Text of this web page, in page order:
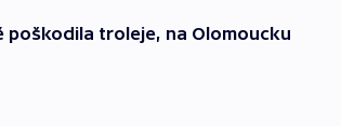
poškodila troleje, na Olomoucku